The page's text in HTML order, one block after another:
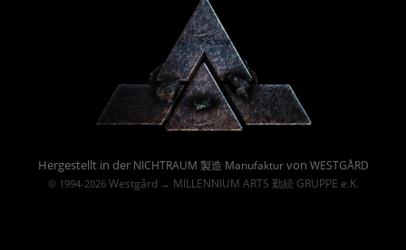
Hergestellt in der NICHTRAUM 製造 Manufakturvon WESTGÅRD
© 1994-2026 Westgård→ MILLENNIUM ARTS 勤続 GRUPPE e.K.
Powered By :